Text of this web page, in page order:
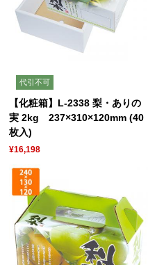
代引不可
【化粧箱】L-2338 梨・ありの
実 2kg 237×310×120mm (40
枚入)
¥16,198